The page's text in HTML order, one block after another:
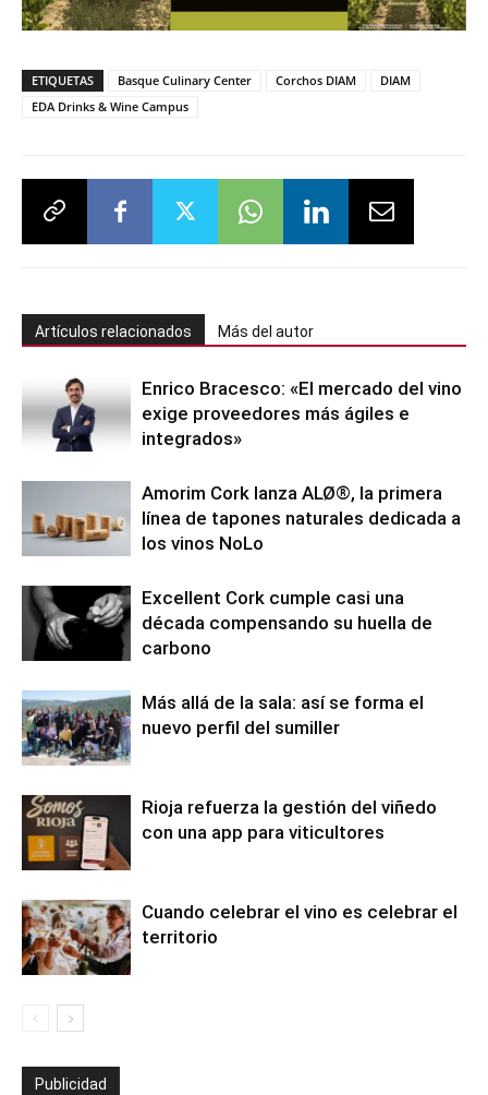
ETIQUETAS Basque Culinary Center Corchos DIAM
DIAM
EDA Drinks & Wine Campus
Artículos relacionados Más del autor
Enrico Bracesco: «El mercado del vino
exige proveedores más ágiles e
integrados»
Amorim Cork lanza ALØ®, la primera
línea de tapones naturales dedicada a
los vinos NoLo
Excellent Cork cumple casi una
década compensando su huella de
carbono
Más allá de la sala: así se forma el
nuevo perfil del sumiller
Rioja refuerza la gestión del viñedo
con una app para viticultores
Cuando celebrar el vino es celebrar el
territorio
Publicidad